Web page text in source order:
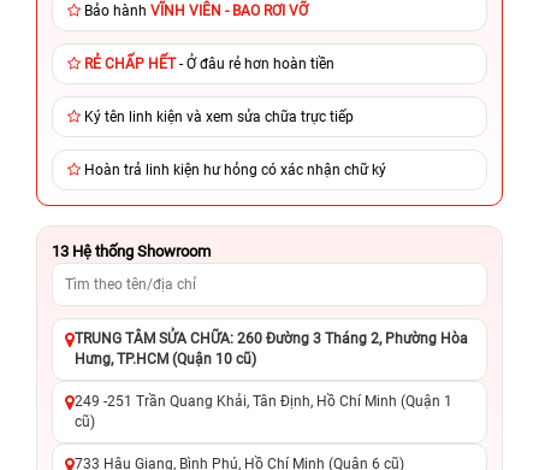
Bảo hành VĨNH VIỄN - BAO RƠI VỠ
RẺ CHẤP HẾT- Ở đâu rẻ hơn hoàn tiền
Ký tên linh kiện và xem sửa chữa trực tiếp
Hoàn trả linh kiện hư hỏng có xác nhận chữ ký
13 Hệ thống Showroom
TRUNG TÂM SỬA CHỮA: 260 Đường 3 Tháng 2, Phường Hòa
Hưng, TP.HCM (Quận 10 cũ)
249 -251 Trần Quang Khải, Tân Định, Hồ Chí Minh (Quận 1
cũ)
733 Hậu Giang, Bình Phú, Hồ Chí Minh (Quận 6 cũ)